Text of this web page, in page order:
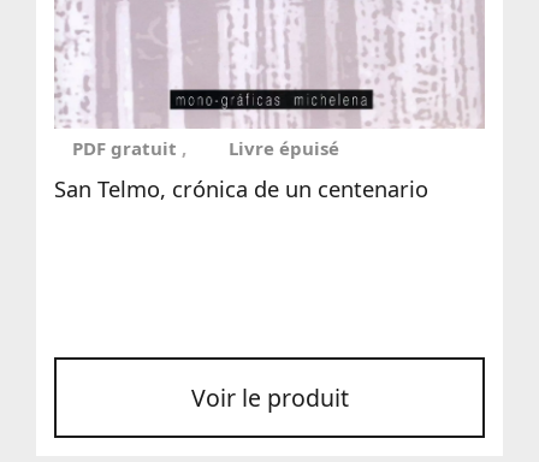
PDF gratuit Livre épuisé
San Telmo, crónica de un centenario
Voir le produit